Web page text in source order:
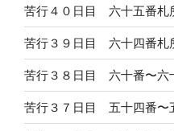
苦行４０日目 六十五番札
苦行３９日目 六十四番札
苦行３８日目 六十番〜六
苦行３７日目 五十四番〜